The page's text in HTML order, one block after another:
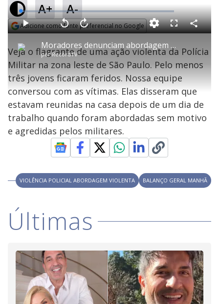
A+ A-
Adicione como fonte preferencial no Google
P
l
a
y
V
i
d
e
o
Moradores denunciam abordagem violenta da polícia em SP
por RecordTV
P V
l
t
a
r
0
e
g
n
d
o
s
A
n
ç
a
1
s
e
u
n
o
L
o
a
d
e
:
1
.
8
8
%
F
l
s
c
n
C
o
a
r
i
l
Veja o flagrante de uma ação violenta da Polícia
Militar na zona leste de São Paulo. Pelo menos
três jovens ficaram feridos. Nossa equipe
conversou com as vítimas. Elas disseram que
estavam reunidas na casa depois de um dia de
trabalho quando foram abordadas sem motivo
e agredidas pelos militares.
VIOLÊNCIA POLICIAL ABORDAGEM VIOLENTA BALANÇO GERAL MANHÃ
Últimas